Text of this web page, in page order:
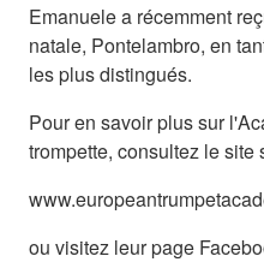
Emanuele a récemment
natale, Pontelambro, en
les plus distingués.
Pour en savoir plus sur
trompette, consultez le site
ou visitez leur page